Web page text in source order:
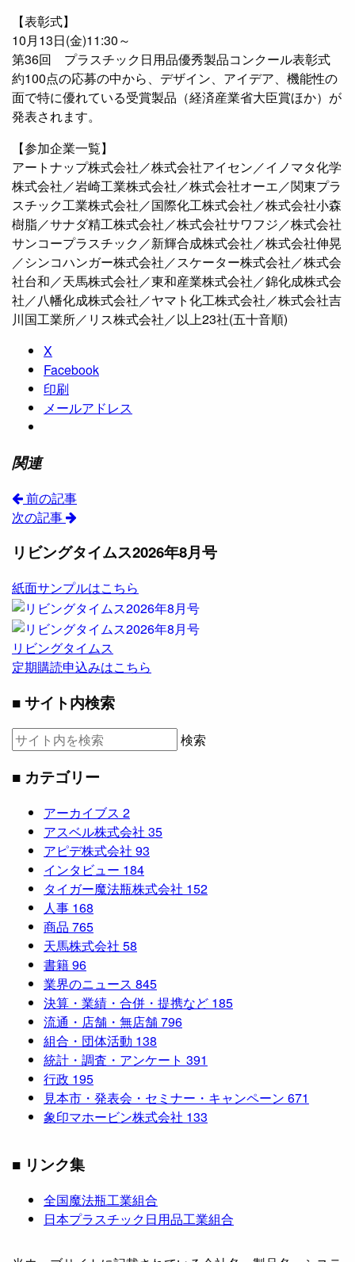
【表彰式】
10月13日(金)11:30～
第36回 プラスチック日用品優秀製品コンクール表彰式
約100点の応募の中から、デザイン、アイデア、機能性の
面で特に優れている受賞製品（経済産業省大臣賞ほか）が
発表されます。
【参加企業一覧】
アートナップ株式会社／株式会社アイセン／イノマタ化学
株式会社／岩崎工業株式会社／株式会社オーエ／関東プラ
スチック工業株式会社／国際化工株式会社／株式会社小森
樹脂／サナダ精工株式会社／株式会社サワフジ／株式会社
サンコープラスチック／新輝合成株式会社／株式会社伸晃
／シンコハンガー株式会社／スケーター株式会社／株式会
社台和／天馬株式会社／東和産業株式会社／錦化成株式会
社／八幡化成株式会社／ヤマト化工株式会社／株式会社吉
川国工業所／リス株式会社／以上23社(五十音順)
X
Facebook
印刷
メールアドレス
関連
前の記事
次の記事
リビングタイムス2026年8月号
紙面サンプルはこちら
リビングタイムス
定期購読申込みはこちら
■ サイト内検索
検索
■ カテゴリー
アーカイブス 2
アスベル株式会社 35
アピデ株式会社 93
インタビュー 184
タイガー魔法瓶株式会社 152
人事 168
商品 765
天馬株式会社 58
書籍96
業界のニュース 845
決算・業績・合併・提携など 185
流通・店舗・無店舗796
組合・団体活動 138
統計・調査・アンケート 391
行政 195
見本市・発表会・セミナー・キャンペーン 671
象印マホービン株式会社 133
■ リンク集
全国魔法瓶工業組合
日本プラスチック日用品工業組合